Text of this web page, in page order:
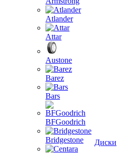
Atlander
Attar
Austone
Barez
Bars
BFGoodrich
Bridgestone
Диски